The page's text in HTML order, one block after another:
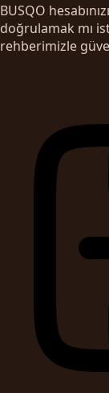
BUSQO
doğrulamak mı
rehberimizle